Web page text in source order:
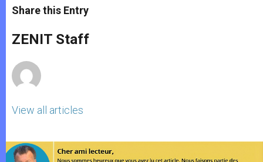
t
s
p
p
s
e
g
e
e
b
o
k
Share this Entry
ZENIT Staff
View all articles